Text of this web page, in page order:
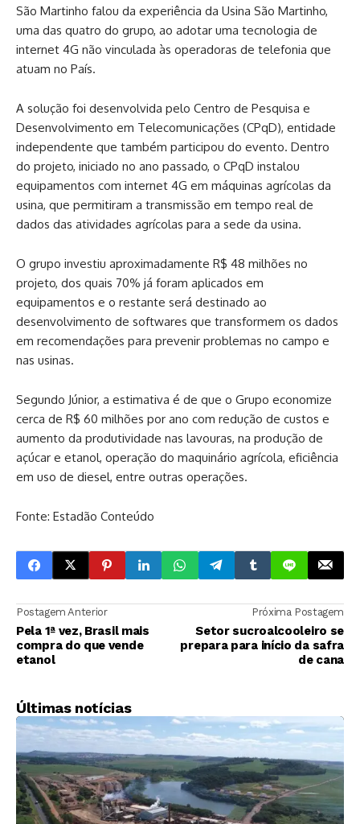
São Martinho falou da experiência da Usina São Martinho,
uma das quatro do grupo, ao adotar uma tecnologia de
internet 4G não vinculada às operadoras de telefonia que
atuam no País.
A solução foi desenvolvida pelo Centro de Pesquisa e
Desenvolvimento em Telecomunicações (CPqD), entidade
independente que também participou do evento. Dentro
do projeto, iniciado no ano passado, o CPqD instalou
equipamentos com internet 4G em máquinas agrícolas da
usina, que permitiram a transmissão em tempo real de
dados das atividades agrícolas para a sede da usina.
O grupo investiu aproximadamente R$ 48 milhões no
projeto, dos quais 70% já foram aplicados em
equipamentos e o restante será destinado ao
desenvolvimento de softwares que transformem os dados
em recomendações para prevenir problemas no campo e
nas usinas.
Segundo Júnior, a estimativa é de que o Grupo economize
cerca de R$ 60 milhões por ano com redução de custos e
aumento da produtividade nas lavouras, na produção de
açúcar e etanol, operação do maquinário agrícola, eficiência
em uso de diesel, entre outras operações.
Fonte: Estadão Conteúdo
Postagem Anterior
Pela 1ª vez, Brasil mais
compra do que vende
etanol
Próxima Postagem
Setor sucroalcooleiro se
prepara para início da safra
de cana
Últimas notícias